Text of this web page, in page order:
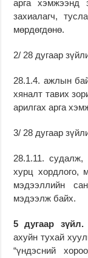
арга хэмжээнд
захиалагч,
мөрдөгдөнө.
2/ 28 дугаар
28.1.4. ажлын
хяналт тавих
арилгах арга
3/ 28 дугаар
28.1.11. судалж,
хурц хордлого,
мэдээллийн
мэдээлж байх.
5 дугаар зүйл.
ахуйн тухай
“үндэсний